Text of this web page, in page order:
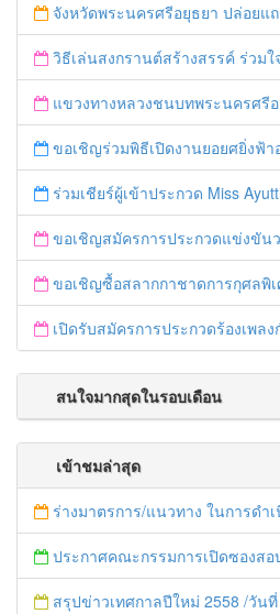
จังหวัดพระนครศรีอยุธยา ปล่อยแถวตำรวจ ทหาร ฝ่ายปกครอง กว่า 100 นาย ตรวจเข้มท่ารถสาธารณะ สถานีขนส่งรถโดยสาร วิ
วิธีเล่นสงกรานต์สร้างสรรค์ ร่วม
แขวงทางหลวงชนบทพระนครศรีอยุธยา "ร่วมรณรงค์ ขับช้า เปิดไฟหน้า คาดเข็ม
ขอเชิญร่วมพิธีเปิดงานยอยศยิ่งฟ้าอ
ร่วมเชียร์ผู้เข้าประกวด Miss Ayutthaya ในวัน
ขอเชิญสมัครการประกวดแข่งขันวงดนตรี Ayutthaya
ขอเชิญซื้อสลากกาชาดการกุศลพิเศษจังหวัดพระน
เปิดรับสมัครการประกวดร้องเพลงกำนัน
สนใจมากสุดในรอบเดือน
เข้าชมล่าสุด
ร่างมาตรการ/แนวทาง ในการดำเนินการประกอบการตรวจราชกา
ประกาศคณะกรรมการเปิดซองสอ
สรุปข่าวเทศกาลปีใหม่ 2558 /วันที่